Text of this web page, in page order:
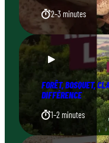
2–3 minutes
FORÊT, BOSQUET,
DIFFÉRENCE
1–2 minutes